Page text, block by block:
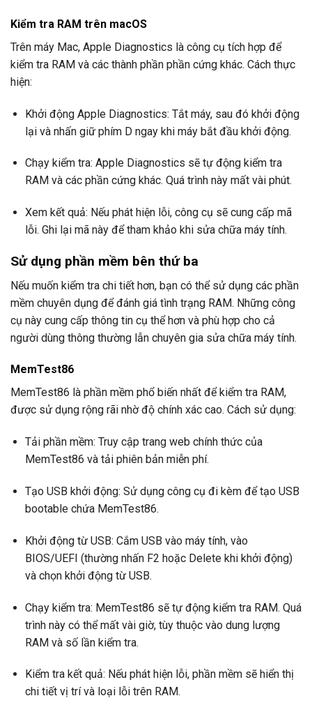
Kiểm tra RAM trên macOS
Trên máy Mac, Apple Diagnostics là công cụ tích hợp để
kiểm tra RAM và các thành phần phần cứng khác. Cách thực
hiện:
Khởi động Apple Diagnostics: Tắt máy, sau đó khởi động
lại và nhấn giữ phím D ngay khi máy bắt đầu khởi động.
Chạy kiểm tra: Apple Diagnostics sẽ tự động kiểm tra
RAM và các phần cứng khác. Quá trình này mất vài phút.
Xem kết quả: Nếu phát hiện lỗi, công cụ sẽ cung cấp mã
lỗi. Ghi lại mã này để tham khảo khi sửa chữa máy tính.
Sử dụng phần mềm bên thứ ba
Nếu muốn kiểm tra chi tiết hơn, bạn có thể sử dụng các phần
mềm chuyên dụng để đánh giá tình trạng RAM. Những công
cụ này cung cấp thông tin cụ thể hơn và phù hợp cho cả
người dùng thông thường lẫn chuyên gia sửa chữa máy tính.
MemTest86
MemTest86 là phần mềm phổ biến nhất để kiểm tra RAM,
được sử dụng rộng rãi nhờ độ chính xác cao. Cách sử dụng:
Tải phần mềm: Truy cập trang web chính thức của
MemTest86 và tải phiên bản miễn phí.
Tạo USB khởi động: Sử dụng công cụ đi kèm để tạo USB
bootable chứa MemTest86.
Khởi động từ USB: Cắm USB vào máy tính, vào
BIOS/UEFI (thường nhấn F2 hoặc Delete khi khởi động)
và chọn khởi động từ USB.
Chạy kiểm tra: MemTest86 sẽ tự động kiểm tra RAM. Quá
trình này có thể mất vài giờ, tùy thuộc vào dung lượng
RAM và số lần kiểm tra.
Kiểm tra kết quả: Nếu phát hiện lỗi, phần mềm sẽ hiển thị
chi tiết vị trí và loại lỗi trên RAM.